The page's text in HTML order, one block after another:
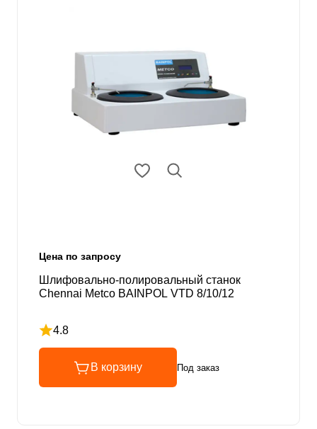
Цена по запросу
Шлифовально-полировальный станок
Chennai Metco BAINPOL VTD 8/10/12
4.8
Рейтинг 4.8 из 5
В корзину Под заказ